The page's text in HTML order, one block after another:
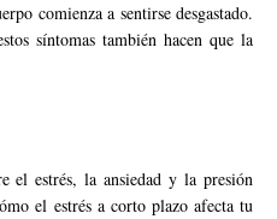
comienza a sentirse desgastado.
síntomas también hacen que la
el estrés, la ansiedad y la presión
el estrés a corto plazo afecta tu